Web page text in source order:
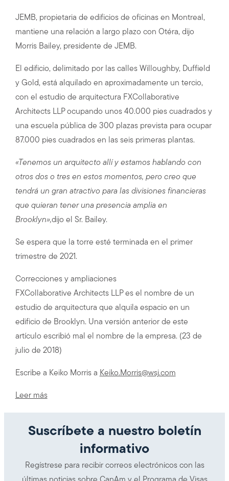
JEMB, propietaria de edificios de oficinas en Montreal,
mantiene una relación a largo plazo con Otéra, dijo
Morris Bailey, presidente de JEMB.
El edificio, delimitado por las calles Willoughby, Duffield
y Gold, está alquilado en aproximadamente un tercio,
con el estudio de arquitectura FXCollaborative
Architects LLP ocupando unos 40.000 pies cuadrados y
una escuela pública de 300 plazas prevista para ocupar
87.000 pies cuadrados en las seis primeras plantas.
«Tenemos un arquitecto allí y estamos hablando con
otros dos o tres en estos momentos, pero creo que
tendrá un gran atractivo para las divisiones financieras
que quieran tener una presencia amplia en
Brooklyn»,dijo el Sr. Bailey.
Se espera que la torre esté terminada en el primer
trimestre de 2021.
Correcciones y ampliaciones
FXCollaborative Architects LLP es el nombre de un
estudio de arquitectura que alquila espacio en un
edificio de Brooklyn. Una versión anterior de este
artículo escribió mal el nombre de la empresa. (23 de
julio de 2018)
Escribe a Keiko Morris a Keiko.Morris@wsj.com
Leer más
Suscríbete a nuestro boletín
informativo
Regístrese para recibir correos electrónicos con las